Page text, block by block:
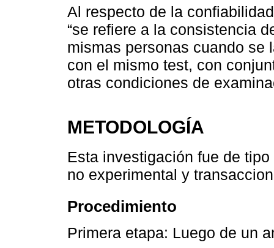
Al respecto de la
“se refiere a la consistencia
mismas personas cuando se
con el mismo test, con
otras condiciones de
METODOLOGÍA
Esta investigación fue de
no experimental y
Procedimiento
Primera etapa: Luego de un